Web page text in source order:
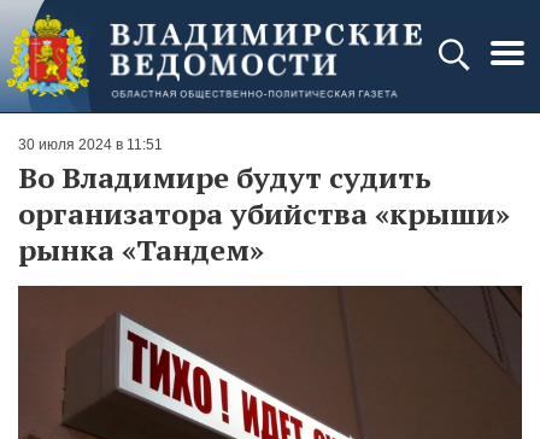
30 июля 2024 в 11:51
Во Владимире будут судить
организатора убийства «крыши»
рынка «Тандем»